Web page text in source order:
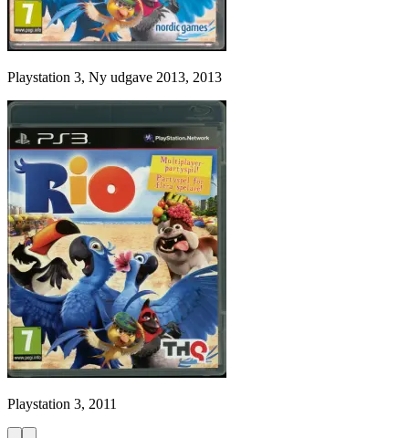
Playstation 3, Ny udgave 2013, 2013
Playstation 3, 2011